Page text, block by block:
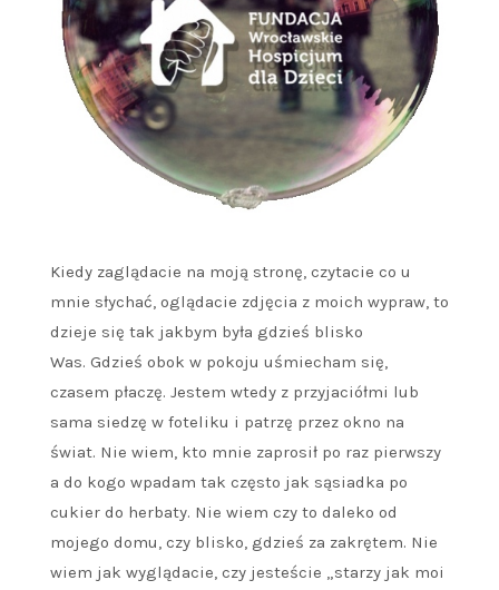
Kiedy zaglądacie na moją stronę, czytacie co u
mnie słychać, oglądacie zdjęcia z moich wypraw, to
dzieje się tak jakbym była gdzieś blisko
Was. Gdzieś obok w pokoju uśmiecham się,
czasem płaczę. Jestem wtedy z przyjaciółmi lub
sama siedzę w foteliku i patrzę przez okno na
świat. Nie wiem, kto mnie zaprosił po raz pierwszy
a do kogo wpadam tak często jak sąsiadka po
cukier do herbaty. Nie wiem czy to daleko od
mojego domu, czy blisko, gdzieś za zakrętem. Nie
wiem jak wyglądacie, czy jesteście „starzy jak moi